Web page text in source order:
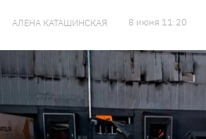
АЛЕНА КАТАШИНСКАЯ 8 июня 11:20